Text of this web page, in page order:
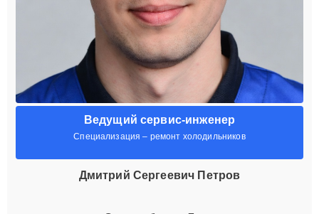
Ведущий сервис-инженер
Специализация – ремонт холодильников
Дмитрий Сергеевич Петров